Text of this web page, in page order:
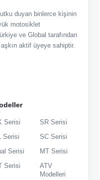
duyan binlerce kişinin
motosiklet
ve Global tarafından
aktif üyeye sahiptir.
Serisi
SR Serisi
Serisi
SC Serisi
Serisi
MT Serisi
Serisi
ATV
Modelleri